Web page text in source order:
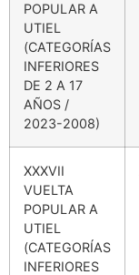
POPULAR A
UTIEL
(CATEGORÍAS
INFERIORES
DE 2 A 17
AÑOS /
2023-2008)
XXXVII
VUELTA
POPULAR A
UTIEL
(CATEGORÍAS
INFERIORES